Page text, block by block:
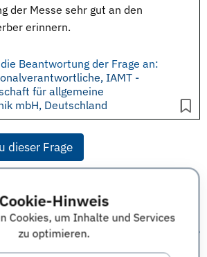
Cookie-Hinweis
Cookies, um Inhalte und Services
zu optimieren.
der Messe sehr gut an den
erinnern.
Beantwortung der Frage an:
IAMT -
für allgemeine
mbH, Deutschland
dieser Frage